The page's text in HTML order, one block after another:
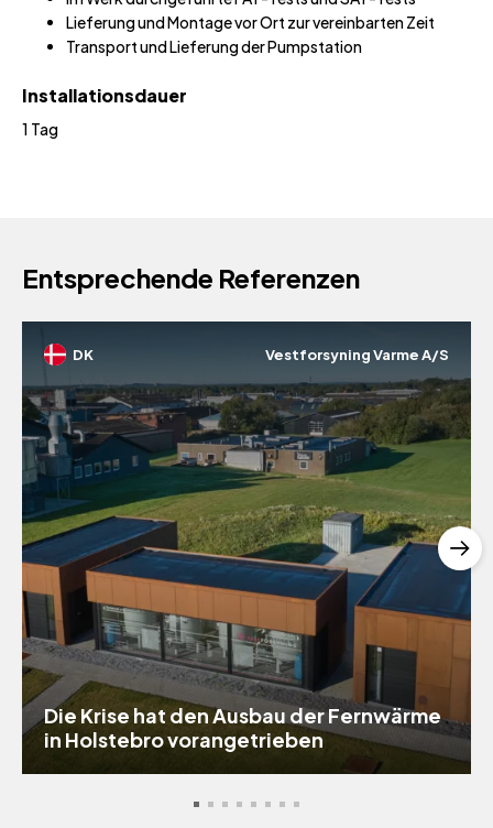
Lieferung und Montage vor Ort zur vereinbarten Zeit
Transport und Lieferung der Pumpstation
Installationsdauer
1 Tag
Entsprechende Referenzen
DK Vestforsyning Varme A/S
Die Krise hat den Ausbau der Fernwärme
in Holstebro vorangetrieben